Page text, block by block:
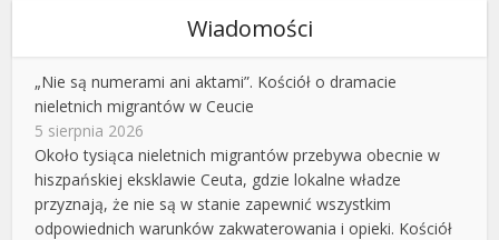
Wiadomości
„Nie są numerami ani aktami”. Kościół o dramacie
nieletnich migrantów w Ceucie
5 sierpnia 2026
Około tysiąca nieletnich migrantów przebywa obecnie w
hiszpańskiej eksklawie Ceuta, gdzie lokalne władze
przyznają, że nie są w stanie zapewnić wszystkim
odpowiednich warunków zakwaterowania i opieki. Kościół